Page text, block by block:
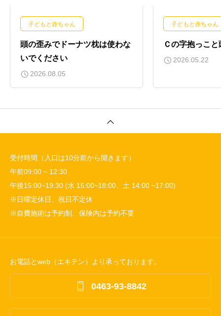
子どもと赤ちゃん
頭の歪みでドーナツ枕は使わな
いでください
2026.08.05
子どもと赤ちゃん
Ｃの字抱っこ
2026.05.22
受付時間（入口は10分前から開きます）
午前09:00 ~ 12:30
午後15:00~19:30 (水 15:00~18:00、土 14:00 ~17:00)
※日曜定休日、祝日不定休
※自費施術は予約制、保険内は予約不要
お電話とweb（エキテン）より承っております。
 0463-93-8842